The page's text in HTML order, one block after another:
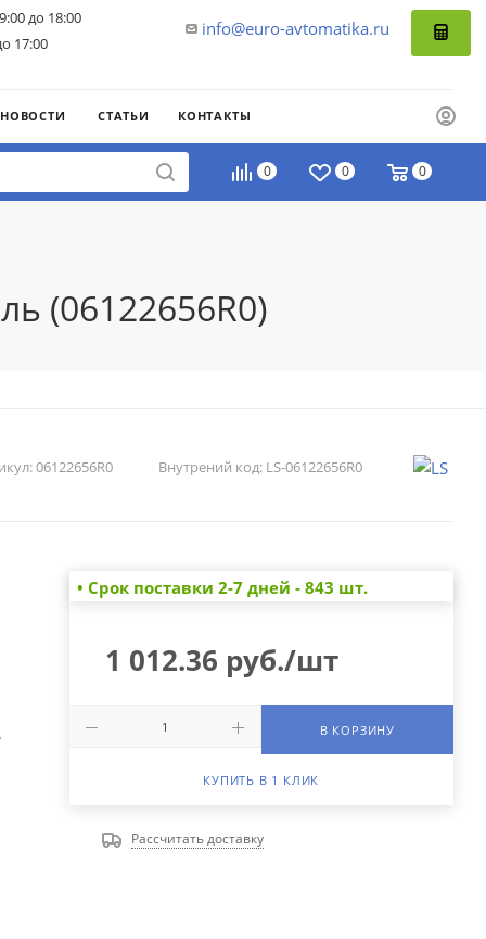
info@euro-avtomatika.ru
до 18:00
17:00
НОВОСТИ СТАТЬИ КОНТАКТЫ
0 0 0
(06122656R0)
06122656R0 Внутрений код: LS-06122656R0
• Cрок поставки 2-7 дней - 843 шт.
1 012.36 руб./шт
В КОРЗИНУ
КУПИТЬ В 1 КЛИК
Рассчитать доставку